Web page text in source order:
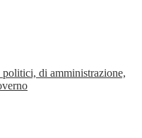
di amministrazione,